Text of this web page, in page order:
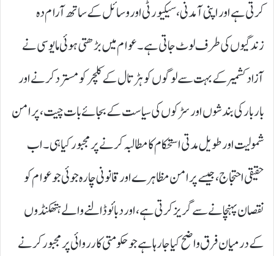
کرتی ہے اور اپنی آمدنی، سیکیورٹی اور وسائل کے ساتھ آرام دہ
زندگیوں کی طرف لوٹ جاتی ہے۔ عوام میں بڑھتی ہوئی مایوسی نے
آزاد کشمیر کے بہت سے لوگوں کو ہڑتال کے کلچر کو مسترد کرنے اور
بار بار کی بندشوں اور سڑکوں کی سیاست کے بجائے بات چیت، پرامن
شمولیت اور طویل مدتی استحکام کا مطالبہ کرنے پر مجبور کیا ہی۔ اب
حقیقی احتجاج، جیسے پرامن مظاہرے اور قانونی چارہ جوئی جو عوام کو
نقصان پہنچانے سے گریز کرتی ہے، اور دبائو ڈالنے والے ہتھکنڈوں
کے درمیان فرق واضح کیا جا رہا ہے جو حکومتی کارروائی پر مجبور کرنے